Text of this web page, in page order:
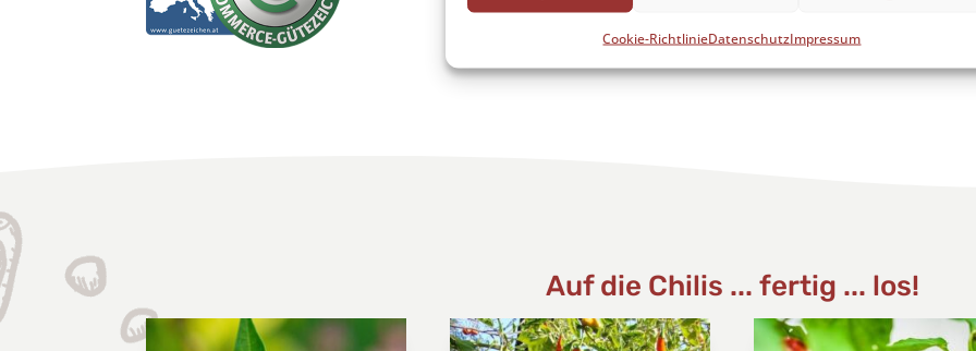
Cookie-RichtlinieDatenschutzImpressum
Auf die Chilis ... fertig ... los!